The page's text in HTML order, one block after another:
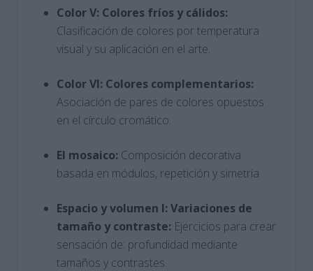
Color V: Colores fríos y cálidos:
Clasificación de colores por temperatura
visual y su aplicación en el arte.
Color VI: Colores complementarios:
Asociación de pares de colores opuestos
en el círculo cromático.
El mosaico: Composición decorativa
basada en módulos, repetición y simetría.
Espacio y volumen I: Variaciones de
tamaño y contraste: Ejercicios para crear
sensación de: profundidad mediante
tamaños y contrastes.